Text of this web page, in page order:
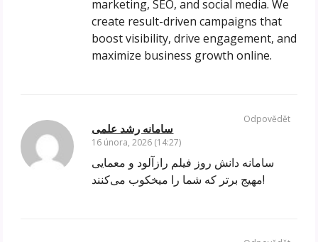
marketing, SEO, and social media. We
create result-driven campaigns that
boost visibility, drive engagement, and
maximize business growth online.
سامانه رشد علمی
16 února, 2026 (14:27)
سامانه دانش روز فیلم رازآلود و معمایی
مهیج برتر که شما را میخکوب می‌کنند!
Odpovědět